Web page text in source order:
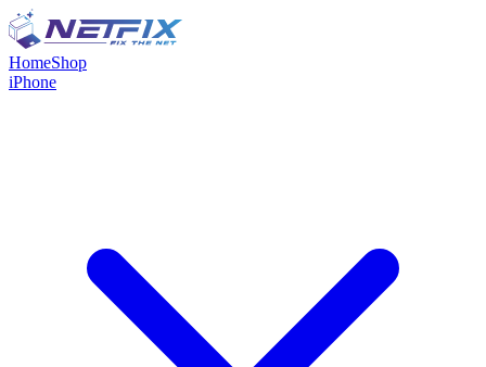
HomeShop
iPhone